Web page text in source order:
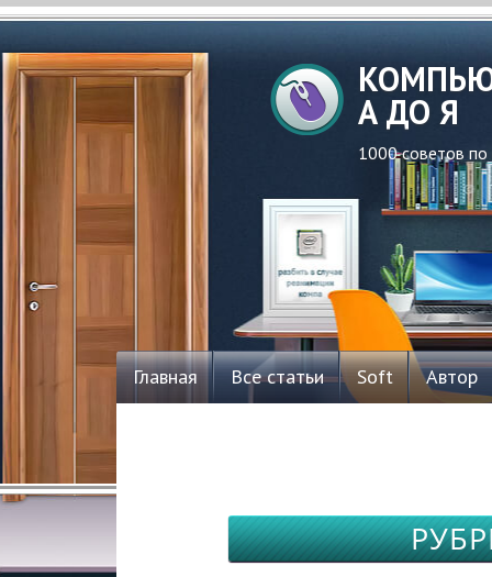
А ДО Я
1000 советов
Главная Все статьи Soft Автор